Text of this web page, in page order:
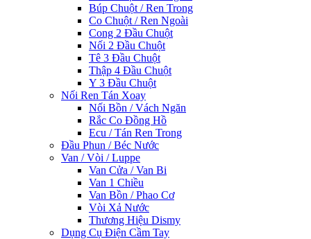
Búp Chuột / Ren Trong
Co Chuột / Ren Ngoài
Cong 2 Đầu Chuột
Nối 2 Đầu Chuột
Tê 3 Đầu Chuột
Thập 4 Đầu Chuột
Y 3 Đầu Chuột
Nối Ren Tán Xoay
Nối Bồn / Vách Ngăn
Rắc Co Đồng Hồ
Ecu / Tán Ren Trong
Đầu Phun / Béc Nước
Van / Vòi / Luppe
Van Cửa / Van Bi
Van 1 Chiều
Van Bồn / Phao Cơ
Vòi Xả Nước
Thương Hiệu Dismy
Dụng Cụ Điện Cầm Tay